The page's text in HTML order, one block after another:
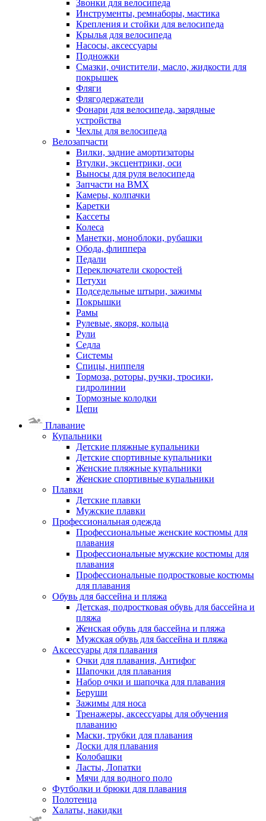
Звонки для велосипеда
Инструменты, ремнаборы, мастика
Крепления и стойки для велосипеда
Крылья для велосипеда
Насосы, аксессуары
Подножки
Смазки, очистители, масло, жидкости для
покрышек
Фляги
Флягодержатели
Фонари для велосипеда, зарядные
устройства
Чехлы для велосипеда
Велозапчасти
Вилки, задние амортизаторы
Втулки, эксцентрики, оси
Выносы для руля велосипеда
Запчасти на BMX
Камеры, колпачки
Каретки
Кассеты
Колеса
Манетки, моноблоки, рубашки
Обода, флиппера
Педали
Переключатели скоростей
Петухи
Подседельные штыри, зажимы
Покрышки
Рамы
Рулевые, якоря, кольца
Рули
Седла
Системы
Спицы, ниппеля
Тормоза, роторы, ручки, тросики,
гидролинии
Тормозные колодки
Цепи
Плавание
Купальники
Детские пляжные купальники
Детские спортивные купальники
Женские пляжные купальники
Женские спортивные купальники
Плавки
Детские плавки
Мужские плавки
Профессиональная одежда
Профессиональные женские костюмы для
плавания
Профессиональные мужские костюмы для
плавания
Профессиональные подростковые костюмы
для плавания
Обувь для бассейна и пляжа
Детская, подростковая обувь для бассейна и
пляжа
Женская обувь для бассейна и пляжа
Мужская обувь для бассейна и пляжа
Аксессуары для плавания
Очки для плавания, Антифог
Шапочки для плавания
Набор очки и шапочка для плавания
Беруши
Зажимы для носа
Тренажеры, аксессуары для обучения
плаванию
Маски, трубки для плавания
Доски для плавания
Колобашки
Ласты, Лопатки
Мячи для водного поло
Футболки и брюки для плавания
Полотенца
Халаты, накидки